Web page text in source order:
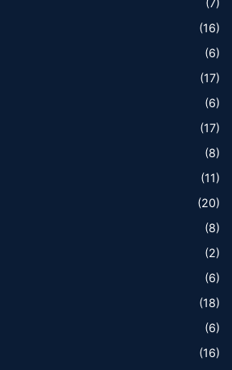
(7)
(16)
(6)
(17)
(6)
(17)
(8)
(11)
(20)
(8)
(2)
(6)
(18)
(6)
(16)